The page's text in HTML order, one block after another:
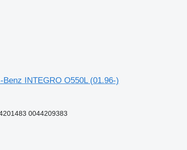
INTEGRO O550L (01.96-)
0044209383